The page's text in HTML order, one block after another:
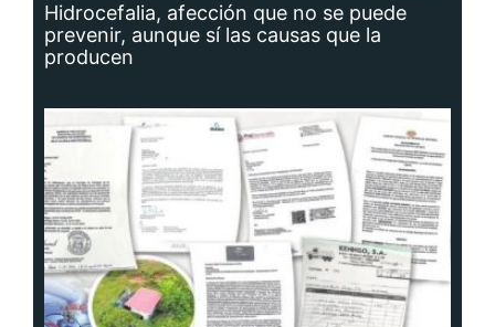
Hidrocefalia, afección que no se puede
prevenir, aunque sí las causas que la
producen